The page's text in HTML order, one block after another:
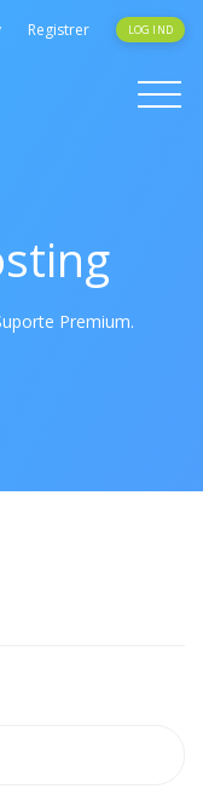
Registrer LOG IND
Toggle
Premium.